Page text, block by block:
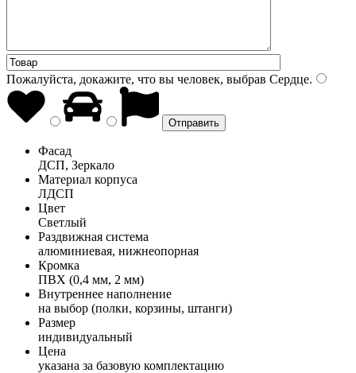
Пожалуйста, докажите, что вы человек, выбрав Сердце.
Фасад
ДСП, Зеркало
Материал корпуса
ЛДСП
Цвет
Светлый
Раздвижная система
алюминиевая, нижнеопорная
Кромка
ПВХ (0,4 мм, 2 мм)
Внутреннее наполнение
на выбор (полки, корзины, штанги)
Размер
индивидуальный
Цена
указана за базовую комплектацию